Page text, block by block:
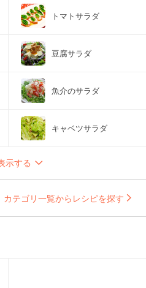
トマトサラダ
豆腐サラダ
魚介のサラダ
キャベツサラダ
示する
カテゴリ一覧からレシピを探す